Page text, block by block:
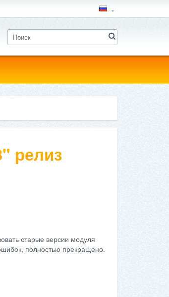
релиз
старые версии модуля
полностью прекращено.